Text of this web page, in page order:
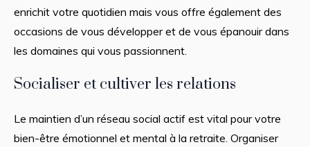
enrichit votre quotidien mais vous offre également des
occasions de vous développer et de vous épanouir dans
les domaines qui vous passionnent.
Socialiser et cultiver les relations
Le maintien d’un réseau social actif est vital pour votre
bien-être émotionnel et mental à la retraite. Organiser